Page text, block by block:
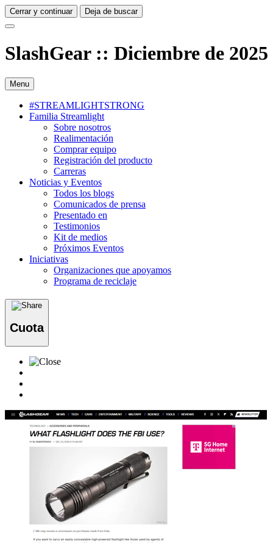
Cerrar y continuar Deja de buscar
SlashGear :: Diciembre de 2025
Menu
#STREAMLIGHTSTRONG
Familia Streamlight
Sobre nosotros
Realimentación
Comprar equipo
Registración del producto
Carreras
Noticias y Eventos
Todos los blogs
Comunicados de prensa
Presentado en
Testimonios
Kit de medios
Próximos Eventos
Iniciativas
Organizaciones que apoyamos
Programa de reciclaje
Cuota